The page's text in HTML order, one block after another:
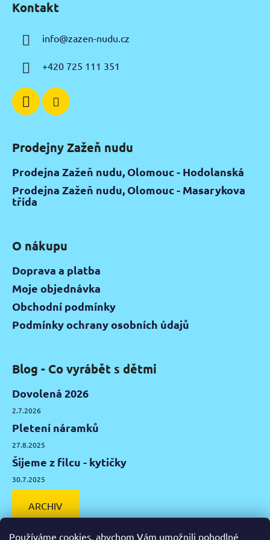
Používáme cookies, abychom Vám umožnili pohodlné
Kontakt
info@zazen-nudu.cz
+420 725 111 351
Prodejny Zažeň nudu
Prodejna Zažeň nudu, Olomouc - Hodolanská
Prodejna Zažeň nudu, Olomouc - Masarykova
třída
O nákupu
Doprava a platba
Moje objednávka
Obchodní podmínky
Podmínky ochrany osobních údajů
Blog - Co vyrábět s dětmi
Dovolená 2026
2.7.2026
Pletení náramků
27.8.2025
Šijeme z filcu - kytičky
30.7.2025
ARCHIV